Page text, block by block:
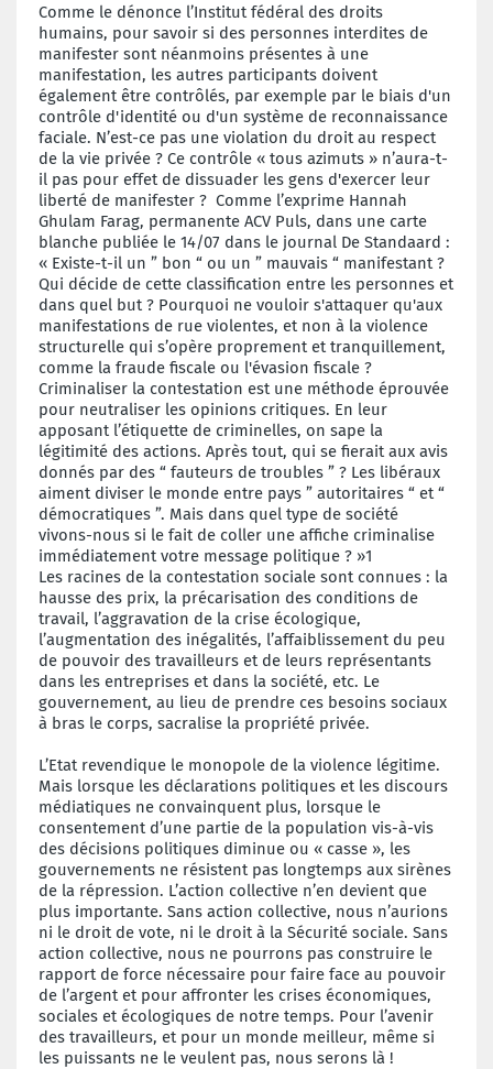
Comme le dénonce l’Institut fédéral des droits
humains, pour savoir si des personnes interdites de
manifester sont néanmoins présentes à une
manifestation, les autres participants doivent
également être contrôlés, par exemple par le biais d'un
contrôle d'identité ou d'un système de reconnaissance
faciale. N’est-ce pas une violation du droit au respect
de la vie privée ? Ce contrôle « tous azimuts » n’aura-t-
il pas pour effet de dissuader les gens d'exercer leur
liberté de manifester ? Comme l’exprime Hannah
Ghulam Farag, permanente ACV Puls, dans une carte
blanche publiée le 14/07 dans le journal De Standaard :
« Existe-t-il un ” bon “ ou un ” mauvais “ manifestant ?
Qui décide de cette classification entre les personnes et
dans quel but ? Pourquoi ne vouloir s'attaquer qu'aux
manifestations de rue violentes, et non à la violence
structurelle qui s’opère proprement et tranquillement,
comme la fraude fiscale ou l'évasion fiscale ?
Criminaliser la contestation est une méthode éprouvée
pour neutraliser les opinions critiques. En leur
apposant l’étiquette de criminelles, on sape la
légitimité des actions. Après tout, qui se fierait aux avis
donnés par des “ fauteurs de troubles ” ? Les libéraux
aiment diviser le monde entre pays ” autoritaires “ et “
démocratiques ”. Mais dans quel type de société
vivons-nous si le fait de coller une affiche criminalise
immédiatement votre message politique ? »1
Les racines de la contestation sociale sont connues : la
hausse des prix, la précarisation des conditions de
travail, l’aggravation de la crise écologique,
l’augmentation des inégalités, l’affaiblissement du peu
de pouvoir des travailleurs et de leurs représentants
dans les entreprises et dans la société, etc. Le
gouvernement, au lieu de prendre ces besoins sociaux
à bras le corps, sacralise la propriété privée.
L’Etat revendique le monopole de la violence légitime.
Mais lorsque les déclarations politiques et les discours
médiatiques ne convainquent plus, lorsque le
consentement d’une partie de la population vis-à-vis
des décisions politiques diminue ou « casse », les
gouvernements ne résistent pas longtemps aux sirènes
de la répression. L’action collective n’en devient que
plus importante. Sans action collective, nous n’aurions
ni le droit de vote, ni le droit à la Sécurité sociale. Sans
action collective, nous ne pourrons pas construire le
rapport de force nécessaire pour faire face au pouvoir
de l’argent et pour affronter les crises économiques,
sociales et écologiques de notre temps. Pour l’avenir
des travailleurs, et pour un monde meilleur, même si
les puissants ne le veulent pas, nous serons là !